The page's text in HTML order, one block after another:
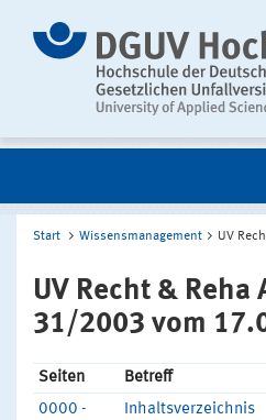
Start Wissensmanagement UV
UV Recht & Reha
31/2003 vom
Seiten
Betreff
0000 -
Inhaltsverzeichnis